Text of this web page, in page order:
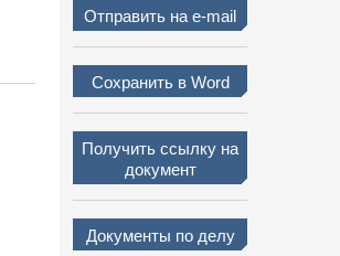
Отправить на e-mail
Сохранить в Word
Получить ссылку на
документ
Документы по делу